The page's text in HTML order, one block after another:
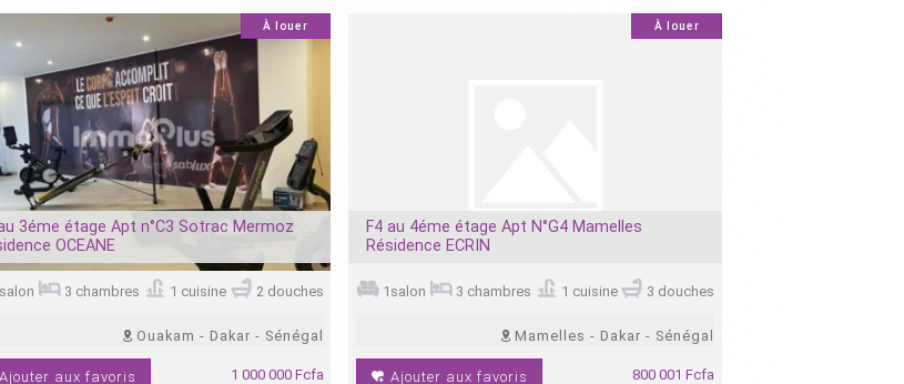
À louer
3éme étage Apt n°C3 Sotrac Mermoz
OCEANE
3 chambres 1 cuisine 2 douches
Ouakam - Dakar - Sénégal
Ajouter aux favoris 1 000 000 Fcfa
À louer
F4 au 4éme étage Apt N°G4 Mamelles
Résidence ECRIN
1salon 3 chambres 1 cuisine 3 douches
Mamelles - Dakar - Sénégal
Ajouter aux favoris 800 001 Fcfa